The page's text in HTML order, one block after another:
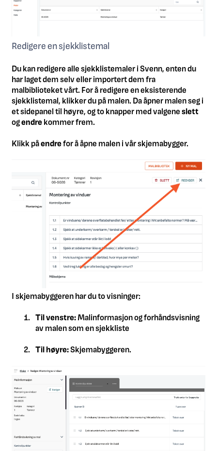
Redigere en sjekklistemal
Du kan redigere alle sjekklistemaler i Svenn, enten du
har laget dem selv eller importert dem fra
malbiblioteket vårt. For å redigere en eksisterende
sjekklistemal, klikker du på malen. Da åpner malen seg i
et sidepanel til høyre, og to knapper med valgeneslett
ogendrekommer frem.
Klikk påendrefor å åpne malen i vår skjemabygger.
I skjemabyggeren har du to visninger:
Til venstre:Malinformasjon og forhåndsvisning
av malen som en sjekkliste
Til høyre:Skjemabyggeren.